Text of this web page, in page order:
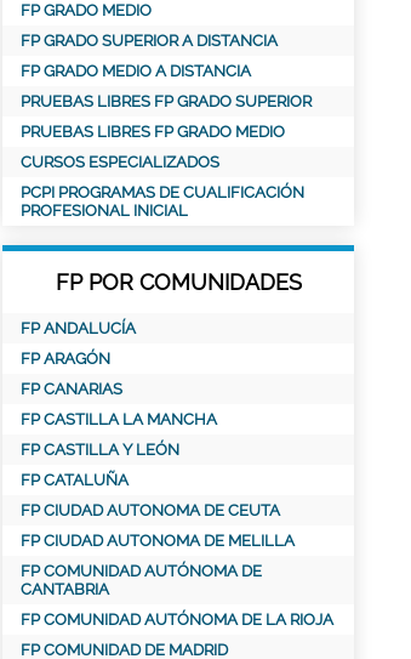
FP GRADO MEDIO
FP GRADO SUPERIOR A DISTANCIA
FP GRADO MEDIO A DISTANCIA
PRUEBAS LIBRES FP GRADO SUPERIOR
PRUEBAS LIBRES FP GRADO MEDIO
CURSOS ESPECIALIZADOS
PCPI PROGRAMAS DE CUALIFICACIÓN
PROFESIONAL INICIAL
FP POR COMUNIDADES
FP ANDALUCÍA
FP ARAGÓN
FP CANARIAS
FP CASTILLA LA MANCHA
FP CASTILLA Y LEÓN
FP CATALUÑA
FP CIUDAD AUTONOMA DE CEUTA
FP CIUDAD AUTONOMA DE MELILLA
FP COMUNIDAD AUTÓNOMA DE
CANTABRIA
FP COMUNIDAD AUTÓNOMA DE LA RIOJA
FP COMUNIDAD DE MADRID